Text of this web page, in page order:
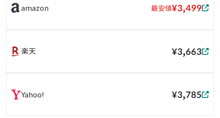
amazon 最安値¥3,499
楽天 ¥3,663
Yahoo! ¥3,785